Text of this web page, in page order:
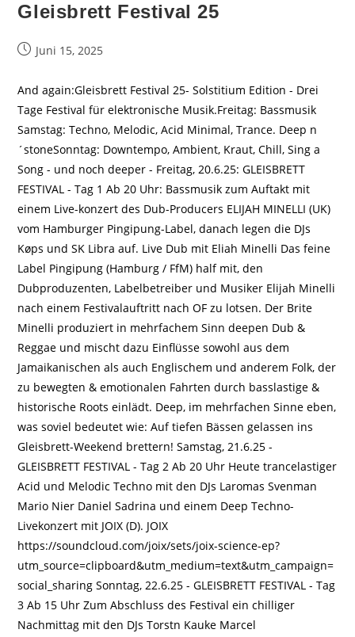
Gleisbrett Festival 25
BeitragJuni 15, 2025
And again:Gleisbrett Festival 25- Solstitium Edition - Drei
Tage Festival für elektronische Musik.Freitag: Bassmusik
Samstag: Techno, Melodic, Acid Minimal, Trance. Deep n
´stoneSonntag: Downtempo, Ambient, Kraut, Chill, Sing a
Song - und noch deeper - Freitag, 20.6.25: GLEISBRETT
FESTIVAL - Tag 1 Ab 20 Uhr: Bassmusik zum Auftakt mit
einem Live-konzert des Dub-Producers ELIJAH MINELLI (UK)
vom Hamburger Pingipung-Label, danach legen die DJs
Køps und SK Libra auf. Live Dub mit Eliah Minelli Das feine
Label Pingipung (Hamburg / FfM) half mit, den
Dubproduzenten, Labelbetreiber und Musiker Elijah Minelli
nach einem Festivalauftritt nach OF zu lotsen. Der Brite
Minelli produziert in mehrfachem Sinn deepen Dub &
Reggae und mischt dazu Einflüsse sowohl aus dem
Jamaikanischen als auch Englischem und anderem Folk, der
zu bewegten & emotionalen Fahrten durch basslastige &
historische Roots einlädt. Deep, im mehrfachen Sinne eben,
was soviel bedeutet wie: Auf tiefen Bässen gelassen ins
Gleisbrett-Weekend brettern! Samstag, 21.6.25 -
GLEISBRETT FESTIVAL - Tag 2 Ab 20 Uhr Heute trancelastiger
Acid und Melodic Techno mit den DJs Laromas Svenman
Mario Nier Daniel Sadrina und einem Deep Techno-
Livekonzert mit JOIX (D). JOIX
https://soundcloud.com/joix/sets/joix-science-ep?
utm_source=clipboard&utm_medium=text&utm_campaign=
social_sharing Sonntag, 22.6.25 - GLEISBRETT FESTIVAL - Tag
3 Ab 15 Uhr Zum Abschluss des Festival ein chilliger
Nachmittag mit den DJs Torstn Kauke Marcel